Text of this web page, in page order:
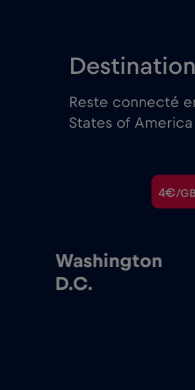
Reste connecté
States of America
4€/
Washington
D.C.